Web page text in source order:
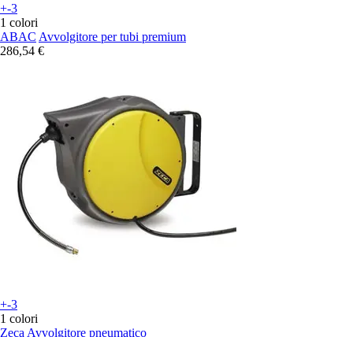
+-3
1 colori
ABAC Avvolgitore per tubi premium
286,54 €
+-3
1 colori
Zeca Avvolgitore pneumatico